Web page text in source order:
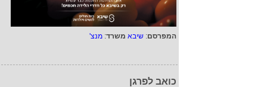
המפרסם: שיבא משרד: מנצ'
כואב לפרגן